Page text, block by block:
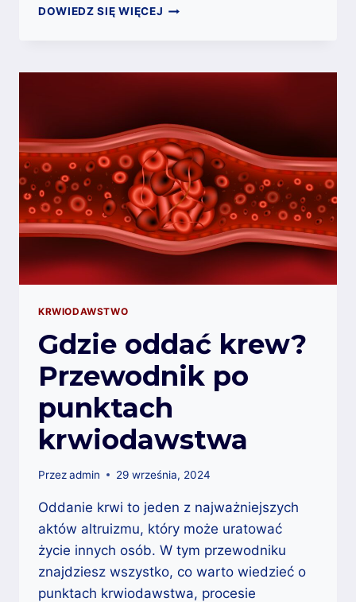
DOWIEDZ SIĘ WIĘCEJ KRWIODAWSTWO
ZAJMUJE
LITRÓW
KRWI?
KRWIODAWSTWO
Gdzie oddać krew?
Przewodnik po
punktach
krwiodawstwa
Przezadmin 29 września, 2024
Oddanie krwi to jeden z najważniejszych
aktów altruizmu, który może uratować
życie innych osób. W tym przewodniku
znajdziesz wszystko, co warto wiedzieć o
punktach krwiodawstwa, procesie